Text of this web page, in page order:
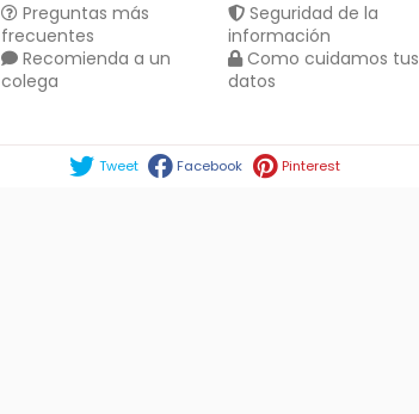
Preguntas más
frecuentes
Recomienda a un
colega
Seguridad de la
información
Como cuidamos tus
datos
Tweet Facebook Pinterest